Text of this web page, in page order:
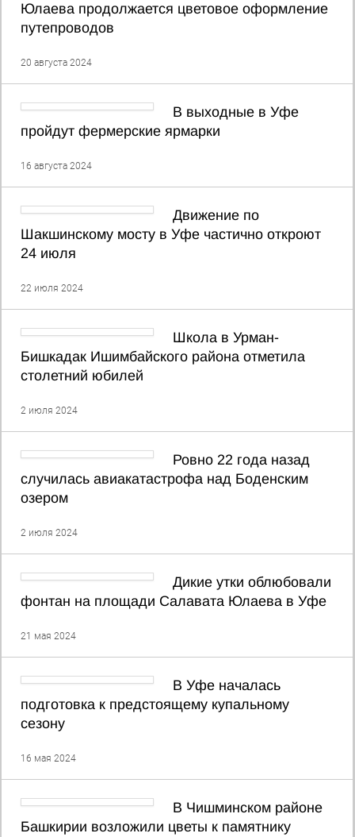
Юлаева продолжается цветовое оформление
путепроводов
20 августа 2024
В выходные в Уфе
пройдут фермерские ярмарки
16 августа 2024
Движение по
Шакшинскому мосту в Уфе частично откроют
24 июля
22 июля 2024
Школа в Урман-
Бишкадак Ишимбайского района отметила
столетний юбилей
2 июля 2024
Ровно 22 года назад
случилась авиакатастрофа над Боденским
озером
2 июля 2024
Дикие утки облюбовали
фонтан на площади Салавата Юлаева в Уфе
21 мая 2024
В Уфе началась
подготовка к предстоящему купальному
сезону
16 мая 2024
В Чишминском районе
Башкирии возложили цветы к памятнику